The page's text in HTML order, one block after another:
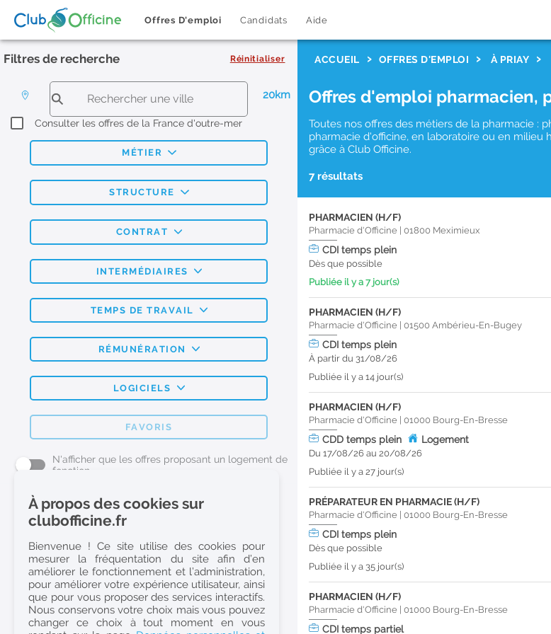
Offres D'emploi Candidats Aide
Filtres de recherche Réinitialiser
20km
Consulter les offres de la France d'outre-mer
MÉTIER
STRUCTURE
CONTRAT
INTERMÉDIAIRES
TEMPS DE TRAVAIL
RÉMUNÉRATION
LOGICIELS
FAVORIS
N'afficher que les offres proposant un logement de
fonction
L'emploi Pharmacie par métier
Pharmacien (H/F)
Préparateur en Pharmacie (H/F)
Etudiant en Pharmacie (H/F)
Etudiant en Pharmacie 6e année validée (H/F)
Conseiller Dermo Cosmetique - Esthéticienne (H/F)
ACCUEIL OFFRES D'EMPLOI À PRIAY
Offres d'emploi pharmacien,
Toutes nos offres des métiers de la pharmacie :
pharmacie d'officine, en laboratoire ou en milieu
grâce à Club Officine.
7 résultats
PHARMACIEN (H/F)
Pharmacie d'Officine |01800 Meximieux
CDItemps plein
Dès que possible
Publiée il y a 7 jour(s)
PHARMACIEN (H/F)
Pharmacie d'Officine |01500Ambérieu-En-Bugey
CDItemps plein
À partir du 31/08/26
Publiée il y a 14 jour(s)
PHARMACIEN (H/F)
Pharmacie d'Officine |01000 Bourg-En-Bresse
CDDtemps plein Logement
Du 17/08/26 au 20/08/26
Publiée il y a 27 jour(s)
PRÉPARATEUR EN PHARMACIE (H/F)
Pharmacie d'Officine |01000 Bourg-En-Bresse
CDItemps plein
Dès que possible
Publiée il y a 35 jour(s)
PHARMACIEN (H/F)
Pharmacie d'Officine |01000 Bourg-En-Bresse
CDItemps partiel
À propos des cookies sur
clubofficine.fr
Bienvenue ! Ce site utilise des cookies pour
mesurer la fréquentation du site afin d’en
améliorer le fonctionnement et l’administration,
pour améliorer votre expérience utilisateur, ainsi
que pour vous proposer des services interactifs.
Nous conservons votre choix mais vous pouvez
changer ce choix à tout moment en vous